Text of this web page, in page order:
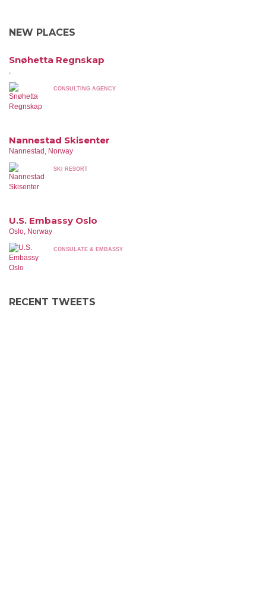
NEW PLACES
Snøhetta Regnskap
,
CONSULTING AGENCY
Nannestad Skisenter
Nannestad, Norway
SKI RESORT
U.S. Embassy Oslo
Oslo, Norway
CONSULATE & EMBASSY
RECENT TWEETS